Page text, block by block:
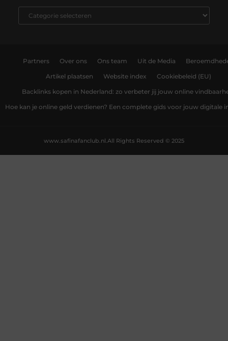
Partners Over ons Ons team Uit de Media
Artikel plaatsen Website index Cookiebeleid (EU)
Backlinks kopen in Nederland: zo verbeter jij jouw online
Hoe kan je online geld verdienen? Een complete gids voor jouw digitale
All Rights Reserved © 2025
www.safinafanclub.nl.